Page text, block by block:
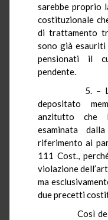
sarebbe proprio
costituzionale
di trattamento
sono già
pensionati il
pendente.
5. – La
depositato
anzitutto che
esaminata
riferimento ai
111 Cost.,
violazione
ma
due precetti
Così